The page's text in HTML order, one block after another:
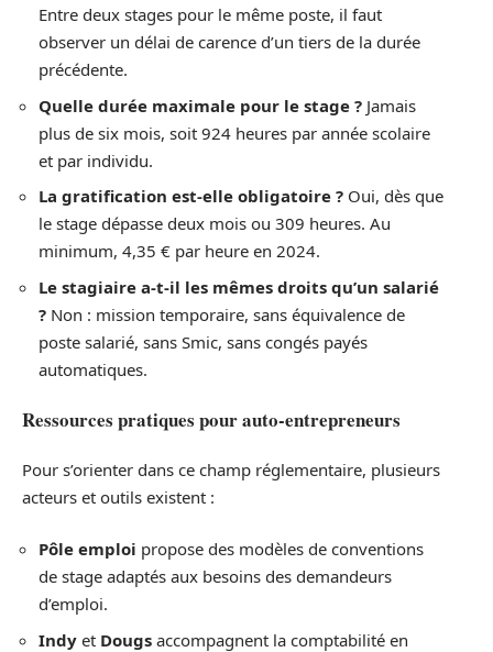
Entre deux stages pour le même poste, il faut
observer un délai de carence d’un tiers de la durée
précédente.
Quelle durée maximale pour le stage ? Jamais
plus de six mois, soit 924 heures par année scolaire
et par individu.
La gratification est-elle obligatoire ? Oui, dès que
le stage dépasse deux mois ou 309 heures. Au
minimum, 4,35 € par heure en 2024.
Le stagiaire a-t-il les mêmes droits qu’un salarié
? Non : mission temporaire, sans équivalence de
poste salarié, sans Smic, sans congés payés
automatiques.
Ressources pratiques pour auto-entrepreneurs
Pour s’orienter dans ce champ réglementaire, plusieurs
acteurs et outils existent :
Pôle emploi propose des modèles de conventions
de stage adaptés aux besoins des demandeurs
d’emploi.
Indy et Dougs accompagnent la comptabilité en